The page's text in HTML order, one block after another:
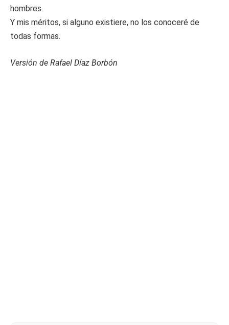
hombres.
Y mis méritos, si alguno existiere, no los conoceré de
todas formas.
Versión de Rafael Díaz Borbón